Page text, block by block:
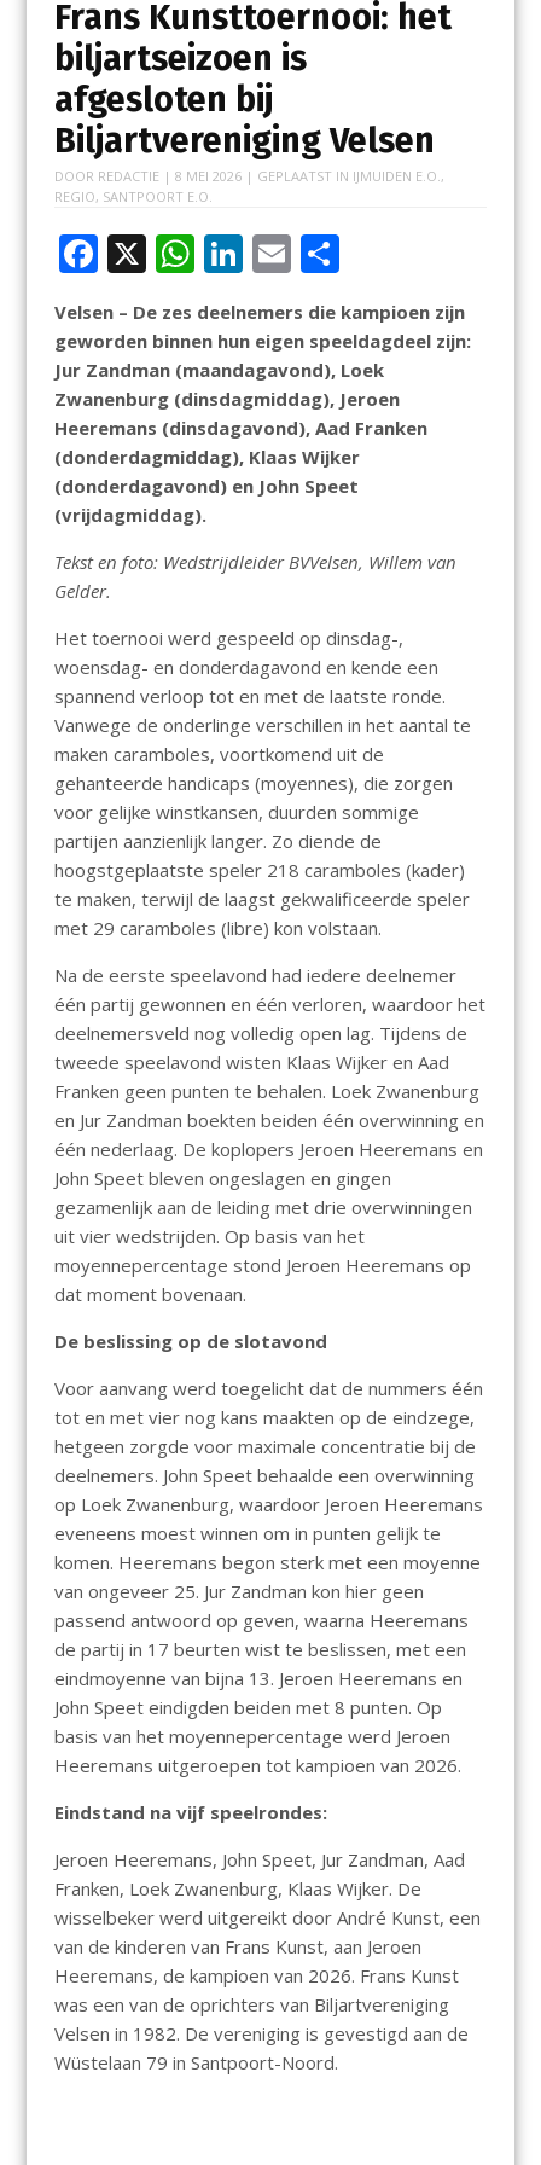
Frans Kunsttoernooi: het
biljartseizoen is
afgesloten bij
Biljartvereniging Velsen
DOOR REDACTIE | 8 MEI 2026| GEPLAATST IN IJMUIDEN E.O. ,
REGIO, SANTPOORT E.O.
F
e
b
o
o
k
X W
h
at
s
A
p
p
Li
k
e
dI
n
E
m
ai
l
D
el
e
n
Velsen – De zes deelnemers die kampioen zijn
geworden binnen hun eigen speeldagdeel zijn:
Jur Zandman (maandagavond), Loek
Zwanenburg (dinsdagmiddag), Jeroen
Heeremans (dinsdagavond), Aad Franken
(donderdagmiddag), Klaas Wijker
(donderdagavond) en John Speet
(vrijdagmiddag).
Tekst en foto: Wedstrijdleider BVVelsen, Willem van
Gelder.
Het toernooi werd gespeeld op dinsdag-,
woensdag- en donderdagavond en kende een
spannend verloop tot en met de laatste ronde.
Vanwege de onderlinge verschillen in het aantal te
maken caramboles, voortkomend uit de
gehanteerde handicaps (moyennes), die zorgen
voor gelijke winstkansen, duurden sommige
partijen aanzienlijk langer. Zo diende de
hoogstgeplaatste speler 218 caramboles (kader)
te maken, terwijl de laagst gekwalificeerde speler
met 29 caramboles (libre) kon volstaan.
Na de eerste speelavond had iedere deelnemer
één partij gewonnen en één verloren, waardoor het
deelnemersveld nog volledig open lag. Tijdens de
tweede speelavond wisten Klaas Wijker en Aad
Franken geen punten te behalen. Loek Zwanenburg
en Jur Zandman boekten beiden één overwinning en
één nederlaag. De koplopers Jeroen Heeremans en
John Speet bleven ongeslagen en gingen
gezamenlijk aan de leiding met drie overwinningen
uit vier wedstrijden. Op basis van het
moyennepercentage stond Jeroen Heeremans op
dat moment bovenaan.
De beslissing op de slotavond
Voor aanvang werd toegelicht dat de nummers één
tot en met vier nog kans maakten op de eindzege,
hetgeen zorgde voor maximale concentratie bij de
deelnemers. John Speet behaalde een overwinning
op Loek Zwanenburg, waardoor Jeroen Heeremans
eveneens moest winnen om in punten gelijk te
komen. Heeremans begon sterk met een moyenne
van ongeveer 25. Jur Zandman kon hier geen
passend antwoord op geven, waarna Heeremans
de partij in 17 beurten wist te beslissen, met een
eindmoyenne van bijna 13. Jeroen Heeremans en
John Speet eindigden beiden met 8 punten. Op
basis van het moyennepercentage werd Jeroen
Heeremans uitgeroepen tot kampioen van 2026.
Eindstand na vijf speelrondes:
Jeroen Heeremans, John Speet, Jur Zandman, Aad
Franken, Loek Zwanenburg, Klaas Wijker. De
wisselbeker werd uitgereikt door André Kunst, een
van de kinderen van Frans Kunst, aan Jeroen
Heeremans, de kampioen van 2026. Frans Kunst
was een van de oprichters van Biljartvereniging
Velsen in 1982. De vereniging is gevestigd aan de
Wüstelaan 79 in Santpoort-Noord.